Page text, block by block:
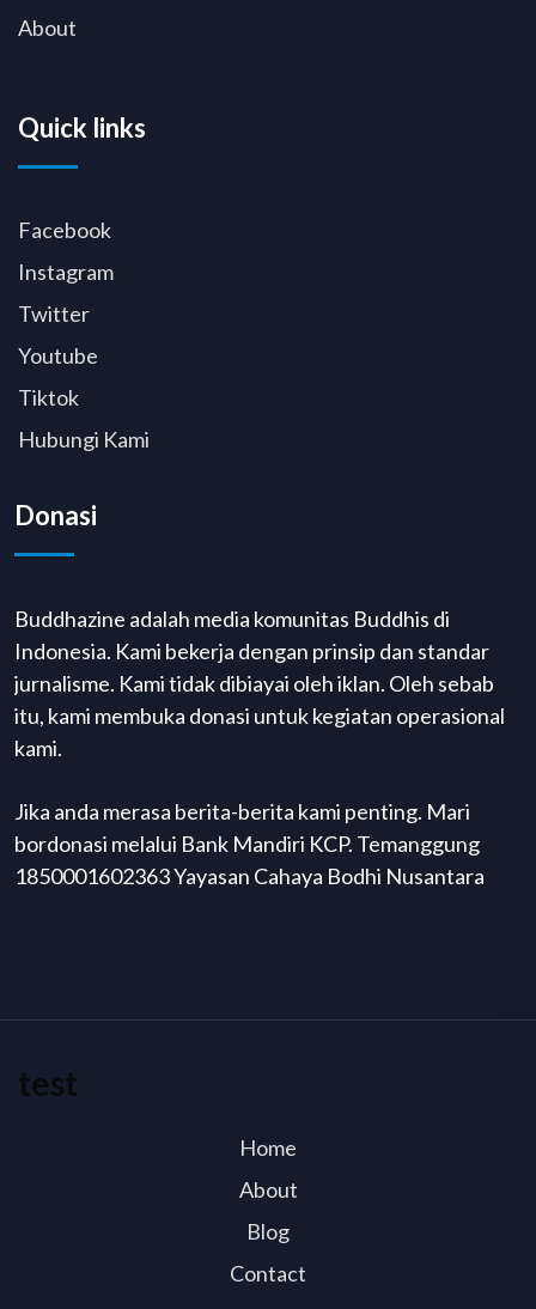
About
Quick links
Facebook
Instagram
Twitter
Youtube
Tiktok
Hubungi Kami
Donasi
Buddhazine adalah media komunitas Buddhis di
Indonesia. Kami bekerja dengan prinsip dan standar
jurnalisme. Kami tidak dibiayai oleh iklan. Oleh sebab
itu, kami membuka donasi untuk kegiatan operasional
kami.
Jika anda merasa berita-berita kami penting. Mari
bordonasi melalui Bank Mandiri KCP. Temanggung
1850001602363 Yayasan Cahaya Bodhi Nusantara
test
Home
About
Blog
Contact